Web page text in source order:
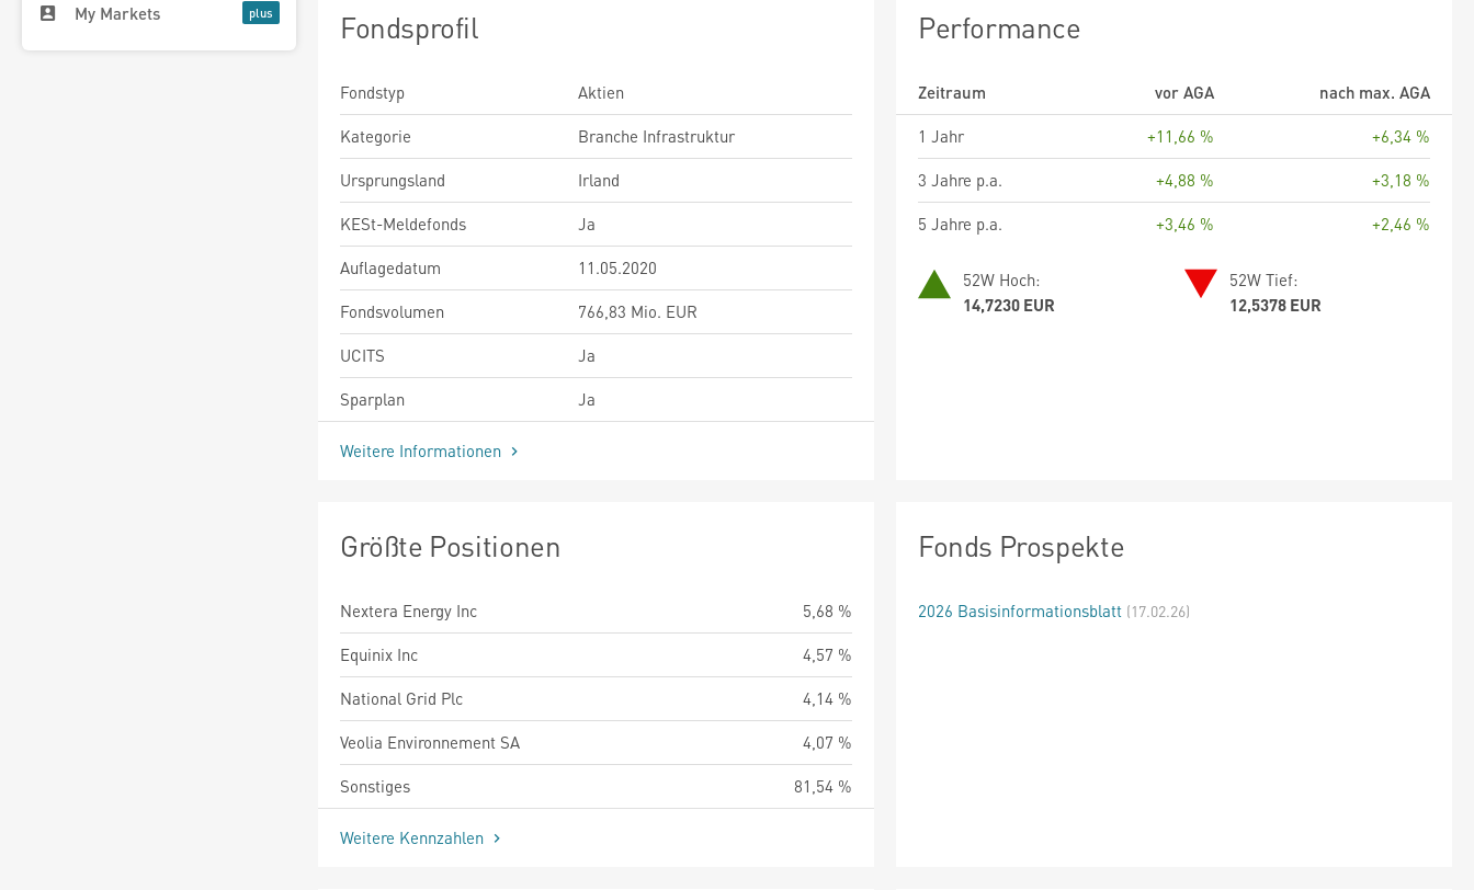
My Markets Fondsprofil
Fondstyp
Aktien
Kategorie
Branche Infrastruktur
Ursprungsland
Irland
KESt-Meldefonds
Ja
Auflagedatum
11.05.2020
Fondsvolumen
766,83 Mio. EUR
UCITS
Ja
Sparplan
Ja
Weitere Informationen
Performance
Zeitraum vor AGA
nach max. AGA
1 Jahr
+11,66 %
+6,34 %
3 Jahre p.a.
+4,88 %
+3,18 %
5 Jahre p.a.
+3,46 % +2,46 %
52W Hoch:
14,7230 EUR
52W Tief:
12,5378 EUR
Größte Positionen
Nextera Energy Inc
5,68 %
Equinix Inc
4,57 %
National Grid Plc
4,14 %
Veolia Environnement SA
4,07 %
Sonstiges
81,54 %
Weitere Kennzahlen
Fonds Prospekte
2026 Basisinformationsblatt (17.02.26)